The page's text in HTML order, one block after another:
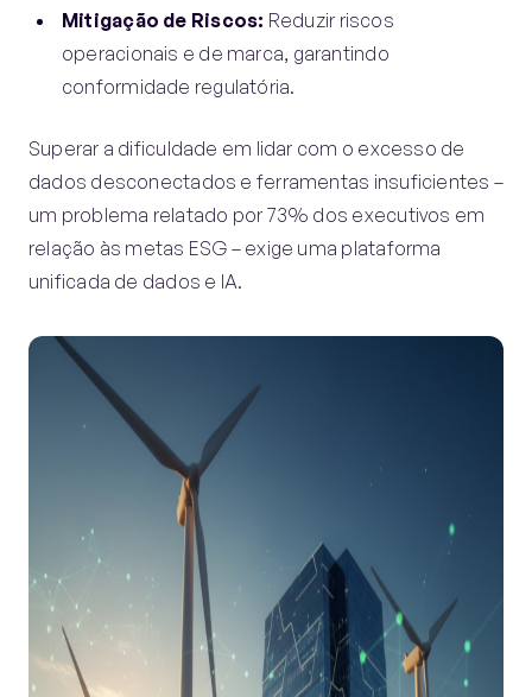
Mitigação de Riscos: Reduzir riscos
operacionais e de marca, garantindo
conformidade regulatória.
Superar a dificuldade em lidar com o excesso de
dados desconectados e ferramentas insuficientes –
um problema relatado por 73% dos executivos em
relação às metas ESG – exige uma plataforma
unificada de dados e IA.